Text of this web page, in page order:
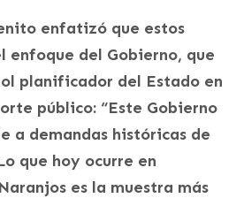
enfatizó que estos
enfoque del Gobierno, que
planificador del Estado en
público: “Este Gobierno
a demandas históricas de
que hoy ocurre en
es la muestra más